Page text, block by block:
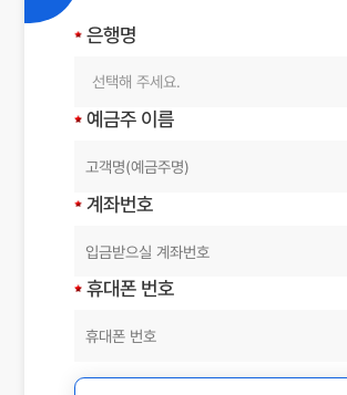
은행명
선택해 주세요.
예금주 이름
계좌번호
휴대폰 번호